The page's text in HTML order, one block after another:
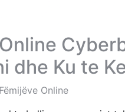
dhe Ku te
Online